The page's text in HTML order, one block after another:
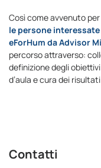
Così come avvenuto
le persone
eForHum da Advisor
percorso attraverso:
definizione degli
d’aula e cura dei
Contatti